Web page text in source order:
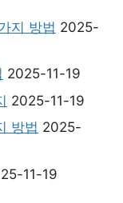
지 방법 2025-
2025-11-19
2025-11-19
방법 2025-
11-19